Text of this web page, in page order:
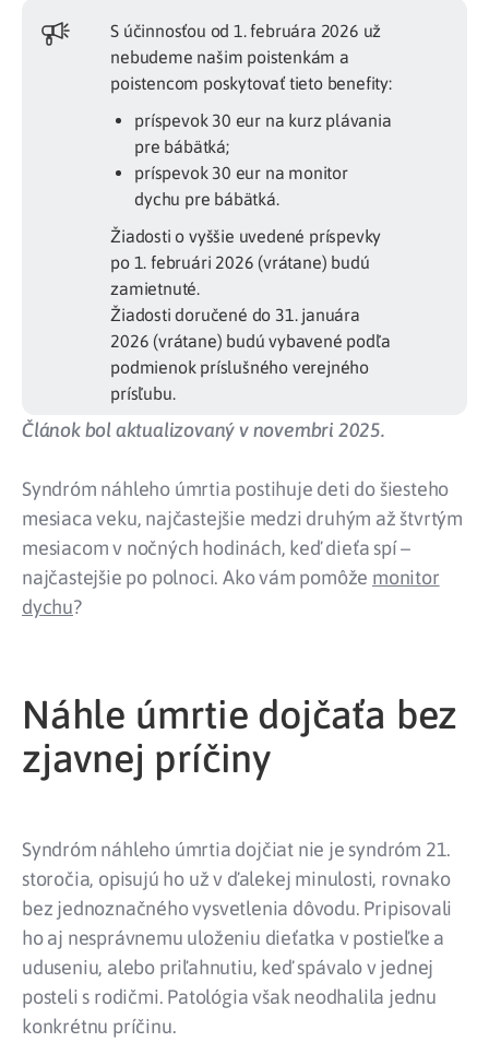
S účinnosťou od 1. februára 2026 už
nebudeme našim poistenkám a
poistencom poskytovať tieto benefity:
príspevok 30 eur na kurz plávania
pre bábätká;
príspevok 30 eur na monitor
dychu pre bábätká.
Žiadosti o vyššie uvedené príspevky
po 1. februári 2026 (vrátane) budú
zamietnuté.
Žiadosti doručené do 31. januára
2026 (vrátane) budú vybavené podľa
podmienok príslušného verejného
prísľubu.
Článok bol aktualizovaný v novembri 2025.
Syndróm náhleho úmrtia postihuje deti do šiesteho
mesiaca veku, najčastejšie medzi druhým až štvrtým
mesiacom v nočných hodinách, keď dieťa spí –
najčastejšie po polnoci. Ako vám pomôže monitor
dychu?
Náhle úmrtie dojčaťa bez
zjavnej príčiny
Syndróm náhleho úmrtia dojčiat nie je syndróm 21.
storočia, opisujú ho už v ďalekej minulosti, rovnako
bez jednoznačného vysvetlenia dôvodu. Pripisovali
ho aj nesprávnemu uloženiu dieťatka v postieľke a
uduseniu, alebo priľahnutiu, keď spávalo v jednej
posteli s rodičmi. Patológia však neodhalila jednu
konkrétnu príčinu.